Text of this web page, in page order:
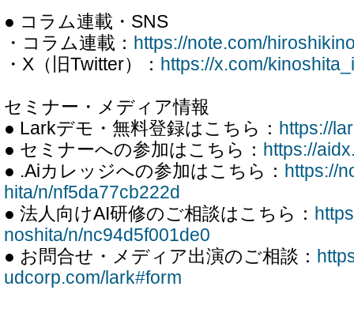
● コラム連載・SNS
・コラム連載： https://note.com/
・X（旧Twitter）： https://x.com/
セミナー・メディア情報
● Larkデモ・無料登録はこちら： https://
● セミナーへの参加はこちら： https://
● .Aiカレッジへの参加はこちら： https://
hita/n/nf5da77cb222d
● 法人向けAI研修のご相談はこちら：
noshita/n/nc94d5f001de0
● お問合せ・メディア出演のご相談：
udcorp.com/lark#form